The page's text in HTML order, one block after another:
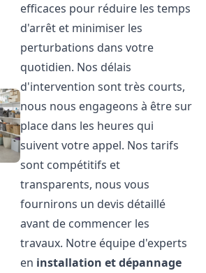
efficaces pour réduire les temps
d'arrêt et minimiser les
perturbations dans votre
quotidien. Nos délais
d'intervention sont très courts,
nous nous engageons à être sur
place dans les heures qui
suivent votre appel. Nos tarifs
sont compétitifs et
transparents, nous vous
fournirons un devis détaillé
avant de commencer les
travaux. Notre équipe d'experts
en installation et dépannage